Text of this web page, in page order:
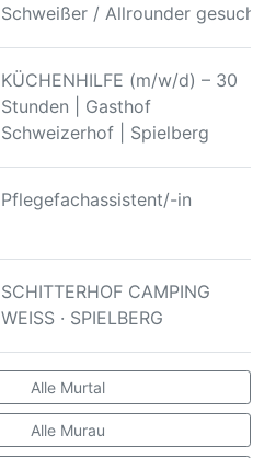
Schweißer / Allrounder gesucht
KÜCHENHILFE (m/w/d) – 30
Stunden | Gasthof
Schweizerhof | Spielberg
Pflegefachassistent/-in
SCHITTERHOF CAMPING
WEISS · SPIELBERG
Alle Murtal
Alle Murau